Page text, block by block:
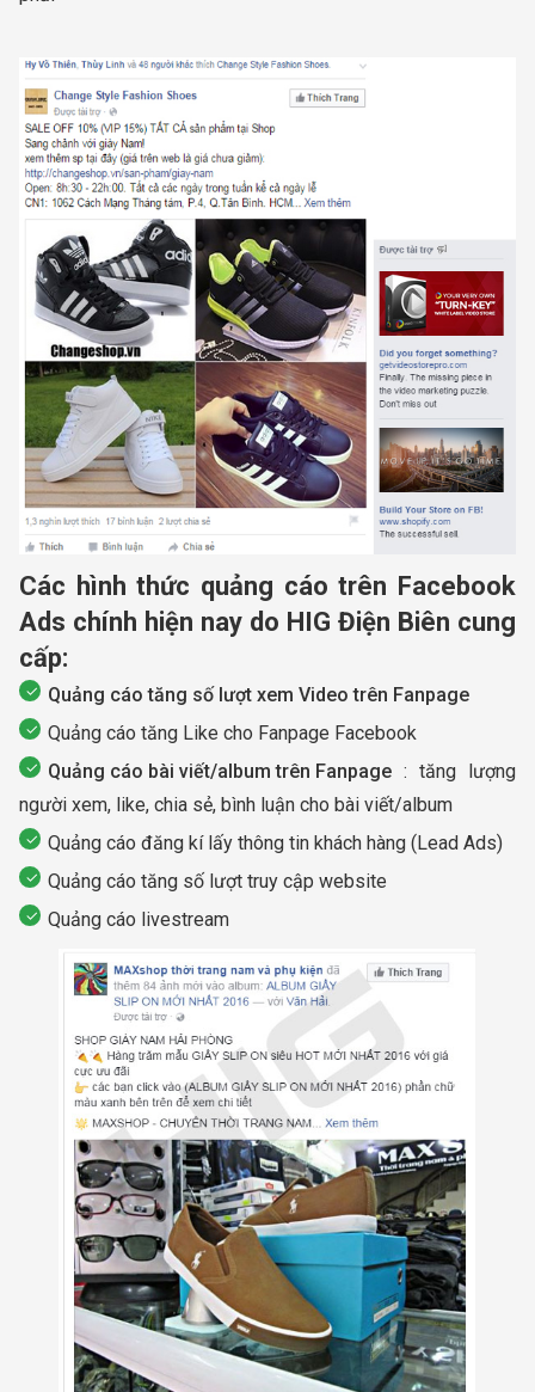
Các hình thức quảng cáo trên Facebook
Ads chính hiện nay do HIG Điện Biên cung
cấp:
Quảng cáo tăng số lượt xem Video trên Fanpage
Quảng cáo tăng Like cho Fanpage Facebook
Quảng cáo bài viết/album trên Fanpage: tăng lượng
người xem, like, chia sẻ, bình luận cho bài viết/album
Quảng cáo đăng kí lấy thông tin khách hàng (Lead Ads)
Quảng cáo tăng số lượt truy cập website
Quảng cáo livestream